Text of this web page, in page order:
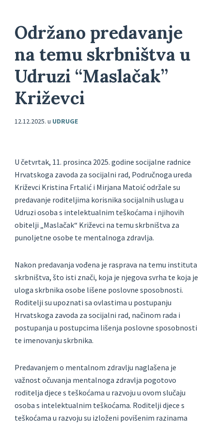
Održano predavanje
na temu skrbništva u
Udruzi “Maslačak”
Križevci
12.12.2025. u UDRUGE
U četvrtak, 11. prosinca 2025. godine socijalne radnice
Hrvatskoga zavoda za socijalni rad, Područnoga ureda
Križevci Kristina Frtalić i Mirjana Matoić održale su
predavanje roditeljima korisnika socijalnih usluga u
Udruzi osoba s intelektualnim teškoćama i njihovih
obitelji „Maslačak“ Križevci na temu skrbništva za
punoljetne osobe te mentalnoga zdravlja.
Nakon predavanja vođena je rasprava na temu instituta
skrbništva, što isti znači, koja je njegova svrha te koja je
uloga skrbnika osobe lišene poslovne sposobnosti.
Roditelji su upoznati sa ovlastima u postupanju
Hrvatskoga zavoda za socijalni rad, načinom rada i
postupanja u postupcima lišenja poslovne sposobnosti
te imenovanju skrbnika.
Predavanjem o mentalnom zdravlju naglašena je
važnost očuvanja mentalnoga zdravlja pogotovo
roditelja djece s teškoćama u razvoju u ovom slučaju
osoba s intelektualnim teškoćama. Roditelji djece s
teškoćama u razvoju su izloženi povišenim razinama